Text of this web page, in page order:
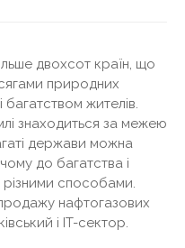
двохсот країн, що
природних
багатством жителів.
знаходиться за межею
держави можна
до багатства і
різними способами.
нафтогазових
і IT-сектор.